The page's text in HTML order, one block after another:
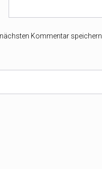
Kommentar speichern.